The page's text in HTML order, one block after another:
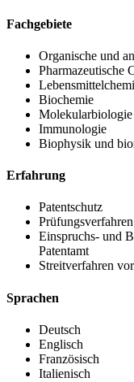
Fachgebiete
Organische und
Pharmazeutische
Biochemie
Molekularbiologie
Immunologie
Biophysik und
Erfahrung
Patentschutz
Prüfungsverfahren
Einspruchs- und
Patentamt
Streitverfahren
Sprachen
Deutsch
Englisch
Französisch
Italienisch